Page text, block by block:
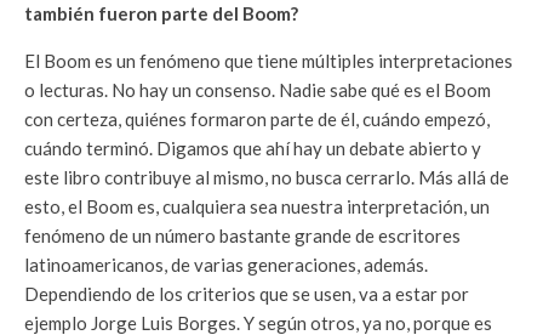
también fueron parte del Boom?
El Boom es un fenómeno que tiene múltiples interpretaciones
o lecturas. No hay un consenso. Nadie sabe qué es el Boom
con certeza, quiénes formaron parte de él, cuándo empezó,
cuándo terminó. Digamos que ahí hay un debate abierto y
este libro contribuye al mismo, no busca cerrarlo. Más allá de
esto, el Boom es, cualquiera sea nuestra interpretación, un
fenómeno de un número bastante grande de escritores
latinoamericanos, de varias generaciones, además.
Dependiendo de los criterios que se usen, va a estar por
ejemplo Jorge Luis Borges. Y según otros, ya no, porque es